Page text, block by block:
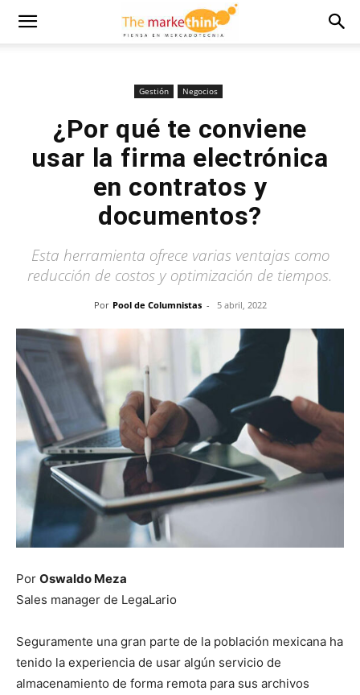
Gestión Negocios
¿Por qué te conviene
usar la firma electrónica
en contratos y
documentos?
Esta herramienta ofrece varias ventajas como
reducción de costos y optimización de tiempos.
Por Pool de Columnistas - 5 abril, 2022
Por Oswaldo Meza
Sales manager de LegaLario
Seguramente una gran parte de la población mexicana ha
tenido la experiencia de usar algún servicio de
almacenamiento de forma remota para sus archivos